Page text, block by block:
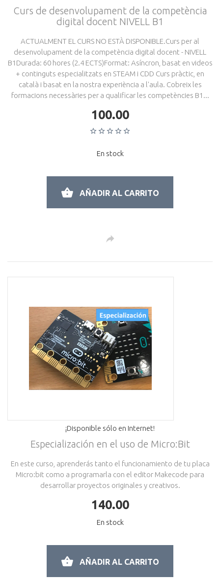
Curs de desenvolupament de la competència
digital docent NIVELL B1
ACTUALMENT EL CURS NO ESTÀ DISPONIBLE.Curs per al
desenvolupament de la competència digital docent - NIVELL
B1Durada: 60 hores (2.4 ECTS)Format: Asíncron, basat en videos
+ continguts especialitzats en STEAM i CDD Curs pràctic, en
català i basat en la nostra experiència a l'aula. Cobreix les
formacions necessàries per a qualificar les competències B1...
100.00
En stock
AÑADIR AL CARRITO
¡Disponible sólo en Internet!
Especialización en el uso de Micro:Bit
En este curso, aprenderás tanto el funcionamiento de tu placa
Micro:bit como a programarla con el editor Makecode para
desarrollar proyectos originales y creativos.
140.00
En stock
AÑADIR AL CARRITO